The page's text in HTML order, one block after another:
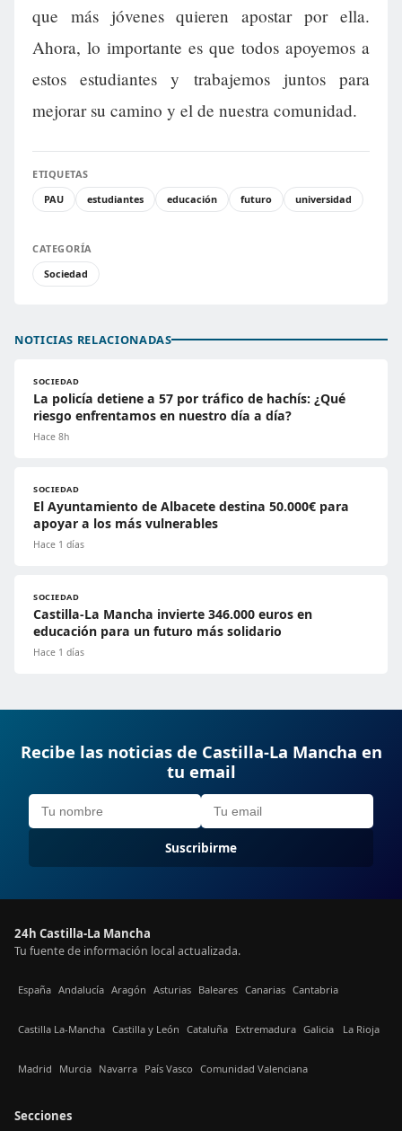
que más jóvenes quieren apostar por ella.
Ahora, lo importante es que todos apoyemos a
estos estudiantes y trabajemos juntos para
mejorar su camino y el de nuestra comunidad.
ETIQUETAS
PAU
estudiantes educación futuro universidad
CATEGORÍA
Sociedad
NOTICIAS RELACIONADAS
SOCIEDAD
La policía detiene a 57 por tráfico de hachís: ¿Qué
riesgo enfrentamos en nuestro día a día?
Hace 8h
SOCIEDAD
El Ayuntamiento de Albacete destina 50.000€ para
apoyar a los más vulnerables
Hace 1 días
SOCIEDAD
Castilla-La Mancha invierte 346.000 euros en
educación para un futuro más solidario
Hace 1 días
Recibe las noticias de Castilla-La Mancha en
tu email
Suscribirme
24h Castilla-La Mancha
Tu fuente de información local actualizada.
España Andalucía Aragón Asturias Baleares Canarias Cantabria
Castilla La-Mancha Castilla y León Cataluña Extremadura Galicia La Rioja
Madrid Murcia Navarra País Vasco Comunidad Valenciana
Secciones